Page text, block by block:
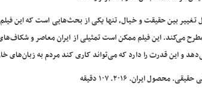
تغییر بین حقیقت و خیال، تنها یکی از بحث‌هایی است که این
می‌کند. این فیلم ممکن است تمثیلی از ایران معاصر و
و این قدرت را دارد که می‌تواند کاری کند مردم به
محصول ایران. ۲۰۱۶. ۱۰۷ دقیقه